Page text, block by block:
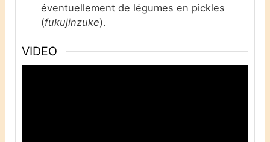
éventuellement de légumes en pickles
(fukujinzuke).
VIDEO